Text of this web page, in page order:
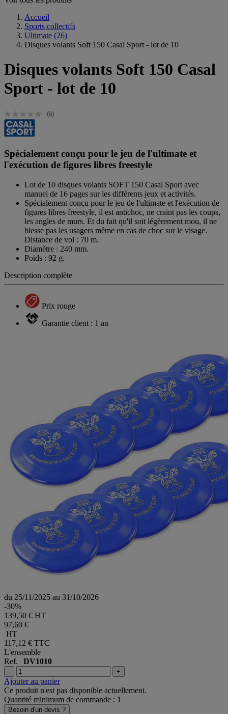
Accueil
Sports collectifs
Ultimate (26)
Disques volants Soft 150 Casal Sport - lot de 10
Disques volants Soft 150 Casal
Sport - lot de 10
(0)
Spécialement conçu pour le jeu de l'ultimate et
l'exécution de figures libres freestyle
Lot de 10 disques volants SOFT 150 Casal Sport avec
manuel de 16 pages sur les différents jeux et activités.
Spécialement conçu pour le jeu de l'ultimate et l'exécution de
figures libres freestyle, il est antichoc, ne craint pas les coups,
les angles de murs. Et du fait qu'il soit légèrement mou, il ne
blesse pas les usagers même en cas de choc sur le visage.
Distance de vol : 70 m.
Diamètre : 240 mm.
Poids : 92 g.
Description complète
Prix rouge
Garantie client : 1 an
du 25/11/2025 au 31/10/2026
-30%
139,50 € HT
97,60 €
HT
117,12 € TTC
L'ensemble
Ref. DV1010
- +
Ajouter au panier
Ce produit n'est pas disponible actuellement.
Quantité minimum de commande : 1
Besoin d'un devis ?